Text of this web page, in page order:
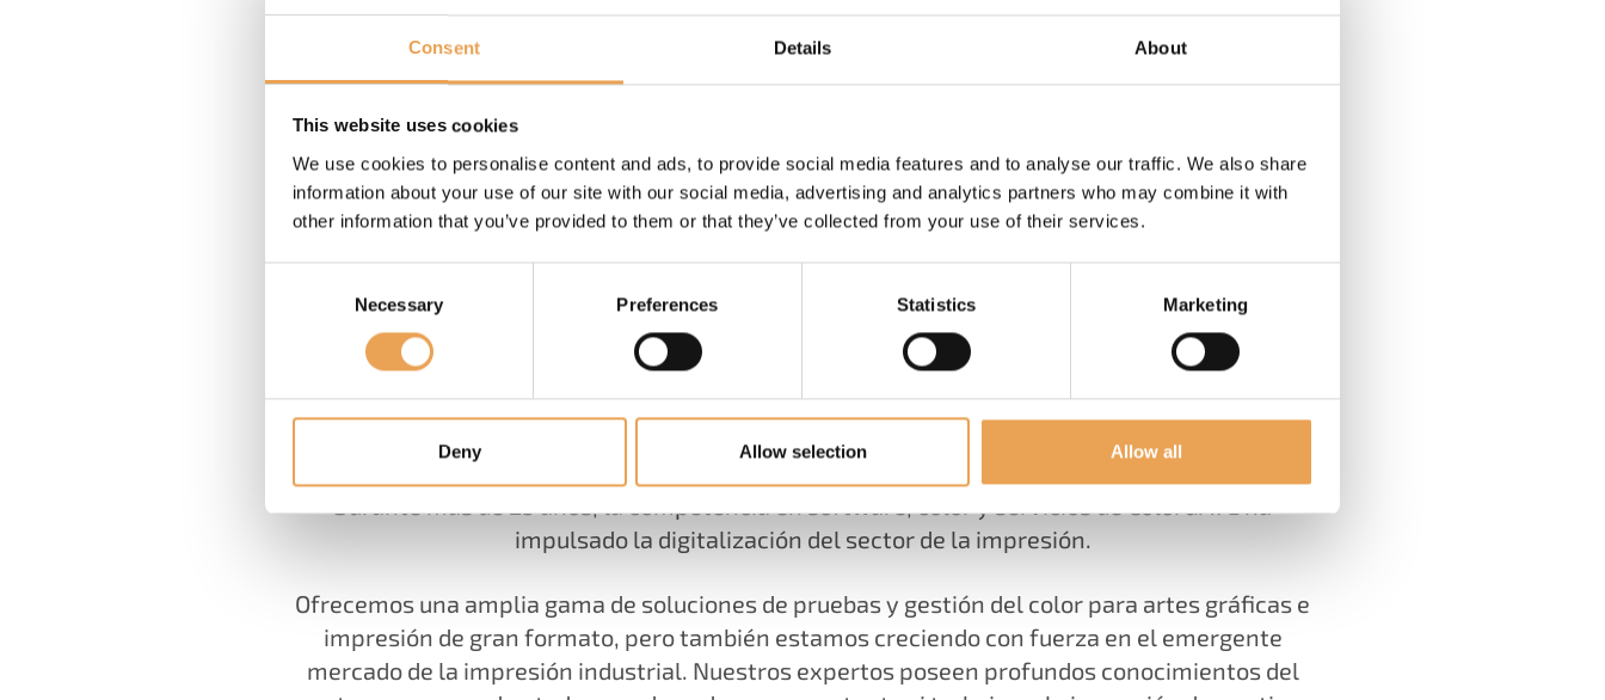
Consent Details About
This website uses cookies
We use cookies to personalise content and ads, to provide social media features and to analyse our traffic. We also share
information about your use of our site with our social media, advertising and analytics partners who may combine it with
other information that you’ve provided to them or that they’ve collected from your use of their services.
Necessary Preferences Statistics Marketing
Deny Allow selection Allow all
¿Quiere conocernos mejor?
MÁS INFORMACIÓN
QUÉ HACEMOS
Durante más de 25 años, la competencia en software, color y servicios de ColorGATE ha
impulsado la digitalización del sector de la impresión.
Ofrecemos una amplia gama de soluciones de pruebas y gestión del color para artes gráficas e
impresión de gran formato, pero también estamos creciendo con fuerza en el emergente
mercado de la impresión industrial. Nuestros expertos poseen profundos conocimientos del